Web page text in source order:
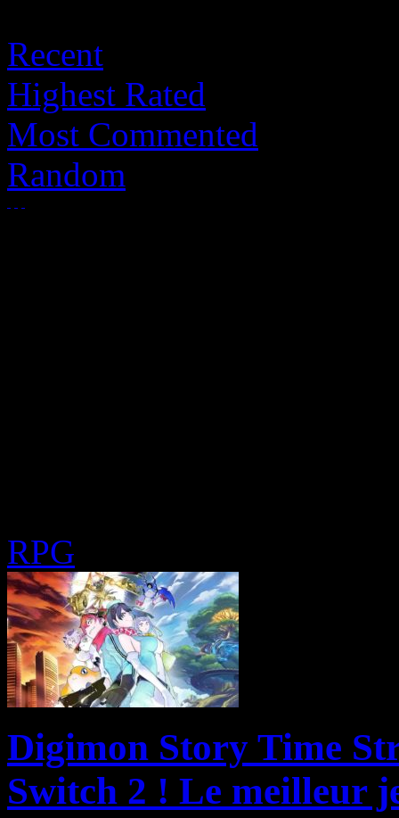
Recent
Highest Rated
Most Commented
Random
RPG
Digimon Story Time
Switch 2 ! Le meilleur